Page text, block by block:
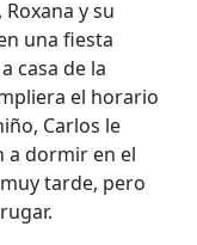
y su
una fiesta
casa de la
el horario
Carlos le
a dormir en el
tarde, pero